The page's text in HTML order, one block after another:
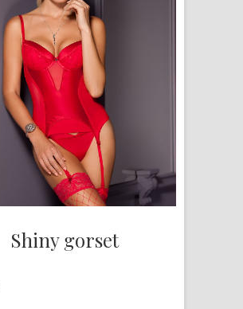
Shiny gorset